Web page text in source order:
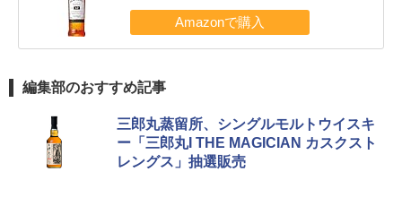
編集部のおすすめ記事
三郎丸蒸留所、シングルモルトウイスキ
ー「三郎丸I THE MAGICIAN カスクスト
レングス」抽選販売